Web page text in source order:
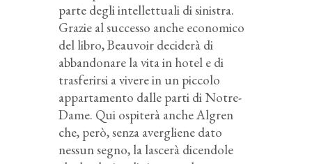
parte degli intellettuali di sinistra.
Grazie al successo anche economico
del libro, Beauvoir deciderà di
abbandonare la vita in hotel e di
trasferirsi a vivere in un piccolo
appartamento dalle parti di Notre-
Dame. Qui ospiterà anche Algren
che, però, senza avergliene dato
nessun segno, la lascerà dicendole